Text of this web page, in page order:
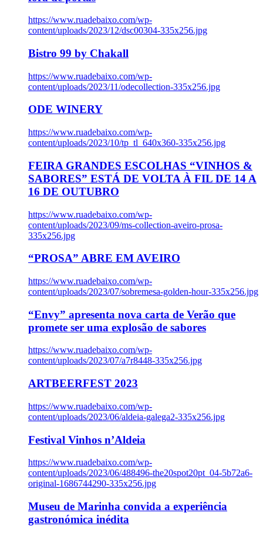
https://www.ruadebaixo.com/wp-
content/uploads/2023/12/dsc00304-335x256.jpg
Bistro 99 by Chakall
https://www.ruadebaixo.com/wp-
content/uploads/2023/11/odecollection-335x256.jpg
ODE WINERY
https://www.ruadebaixo.com/wp-
content/uploads/2023/10/tp_tl_640x360-335x256.jpg
FEIRA GRANDES ESCOLHAS “VINHOS &
SABORES” ESTÁ DE VOLTA À FIL DE 14 A
16 DE OUTUBRO
https://www.ruadebaixo.com/wp-
content/uploads/2023/09/ms-collection-aveiro-prosa-
335x256.jpg
“PROSA” ABRE EM AVEIRO
https://www.ruadebaixo.com/wp-
content/uploads/2023/07/sobremesa-golden-hour-335x256.jpg
“Envy” apresenta nova carta de Verão que
promete ser uma explosão de sabores
https://www.ruadebaixo.com/wp-
content/uploads/2023/07/a7r8448-335x256.jpg
ARTBEERFEST 2023
https://www.ruadebaixo.com/wp-
content/uploads/2023/06/aldeia-galega2-335x256.jpg
Festival Vinhos n’Aldeia
https://www.ruadebaixo.com/wp-
content/uploads/2023/06/488496-the20spot20pt_04-5b72a6-
original-1686744290-335x256.jpg
Museu de Marinha convida a experiência
gastronómica inédita